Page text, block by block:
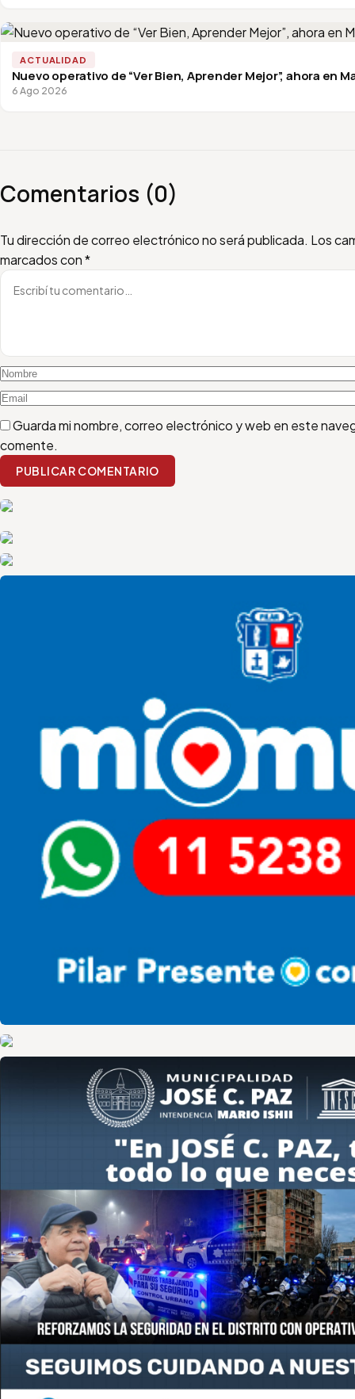
ACTUALIDAD
Nuevo operativo de “Ver Bien, Aprender Mejor”, ahora en
6 Ago 2026
Comentarios (0)
Tu dirección de correo electrónico no será publicada. Los
marcados con*
Escribí tu comentario
Nombre
Email
Guarda mi nombre, correo electrónico y web en este
comente.
PUBLICAR COMENTARIO
LANUS
malvinas
Pilar
Pilar HCD